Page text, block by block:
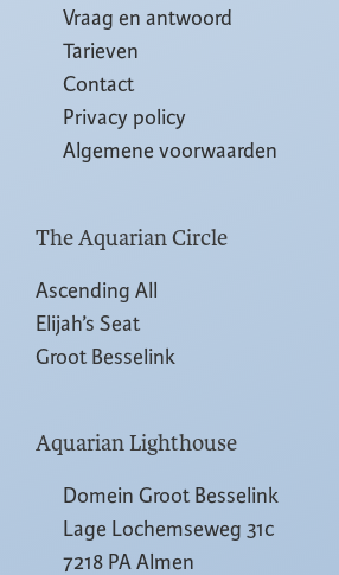
Vraag en antwoord
Tarieven
Contact
Privacy policy
Algemene voorwaarden
The Aquarian Circle
Ascending All
Elijah’s Seat
Groot Besselink
Aquarian Lighthouse
Domein Groot Besselink
Lage Lochemseweg 31c
7218 PA Almen